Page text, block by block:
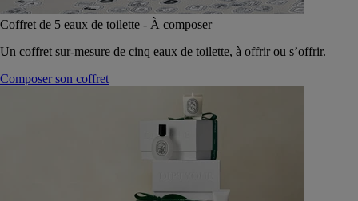
Coffret de 5 eaux de toilette - À composer
Un coffret sur-mesure de cinq eaux de toilette, à offrir ou s’offrir.
Composer son coffret